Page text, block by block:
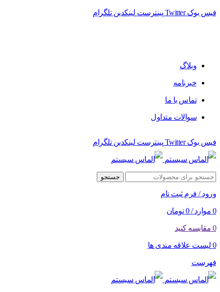
فیس بوک Twitter پینترست لینکدین تلگرام
وبلاگ
خبرنامه
تماس با ما
سوالات متداول
فیس بوک Twitter پینترست لینکدین تلگرام
جستجو
ورود / فرم ثبت نام
0 موارد /
0 تومان
0 مقایسه کنید
0 لیست علاقه مندی ها
فهرست